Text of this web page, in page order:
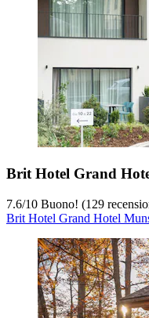
Brit Hotel Grand
7.6/10 Buono! (129
Brit Hotel Grand Hotel